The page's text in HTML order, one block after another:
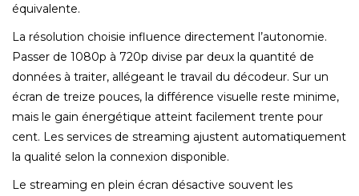
équivalente.
La résolution choisie influence directement l’autonomie.
Passer de 1080p à 720p divise par deux la quantité de
données à traiter, allégeant le travail du décodeur. Sur un
écran de treize pouces, la différence visuelle reste minime,
mais le gain énergétique atteint facilement trente pour
cent. Les services de streaming ajustent automatiquement
la qualité selon la connexion disponible.
Le streaming en plein écran désactive souvent les